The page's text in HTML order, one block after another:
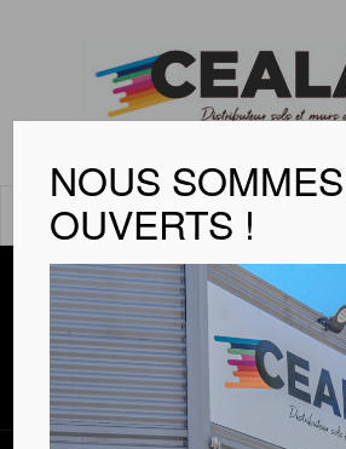
MENU
NOUS SOMMES
OUVERTS !